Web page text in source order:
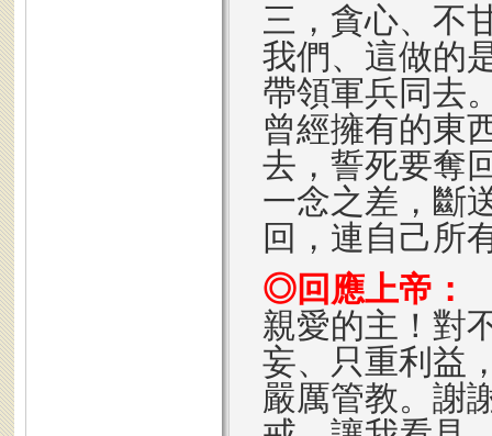
三，貪心、不
我們、這做的
帶領軍兵同去
曾經擁有的東
去，誓死要奪
一念之差，斷
回，連自己所
◎回應上帝：
親愛的主！對
妄、只重利益
嚴厲管教。謝